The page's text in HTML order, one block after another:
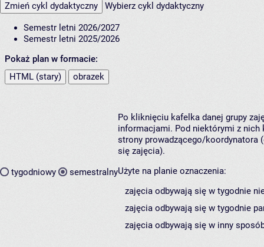
Zmień cykl dydaktyczny Wybierz cykl dydaktyczny
Semestr letni 2026/2027
Semestr letni 2025/2026
Pokaż plan w formacie:
HTML (stary)
obrazek
tygodniowy semestralny
Po kliknięciu kafelka danej grupy
informacjami. Pod niektórymi z nich
strony prowadzącego/koordynatora
się zajęcia).
Użyte na planie oznaczenia:
zajęcia odbywają się w tygodnie
zajęcia odbywają się w tygodnie
zajęcia odbywają się w inny